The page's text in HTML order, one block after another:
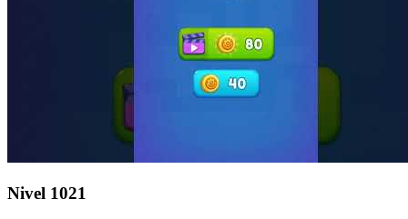
Nivel 1021